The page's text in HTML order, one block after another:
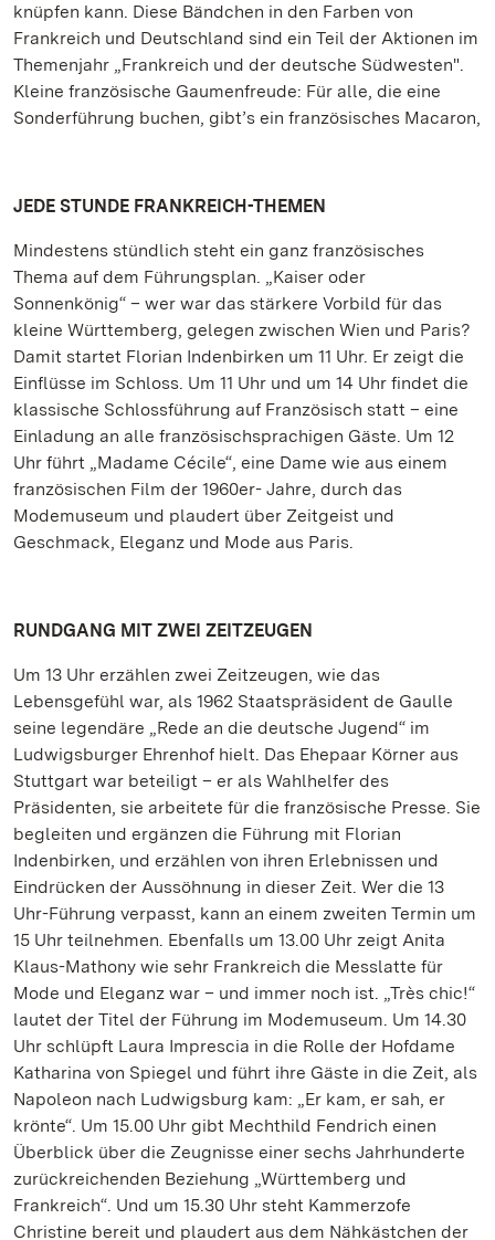
knüpfen kann. Diese Bändchen in den Farben von
Frankreich und Deutschland sind ein Teil der Aktionen im
Themenjahr „Frankreich und der deutsche Südwesten".
Kleine französische Gaumenfreude: Für alle, die eine
Sonderführung buchen, gibt’s ein französisches Macaron,
JEDE STUNDE FRANKREICH-THEMEN
Mindestens stündlich steht ein ganz französisches
Thema auf dem Führungsplan. „Kaiser oder
Sonnenkönig“ – wer war das stärkere Vorbild für das
kleine Württemberg, gelegen zwischen Wien und Paris?
Damit startet Florian Indenbirken um 11 Uhr. Er zeigt die
Einflüsse im Schloss. Um 11 Uhr und um 14 Uhr findet die
klassische Schlossführung auf Französisch statt – eine
Einladung an alle französischsprachigen Gäste. Um 12
Uhr führt „Madame Cécile“, eine Dame wie aus einem
französischen Film der 1960er- Jahre, durch das
Modemuseum und plaudert über Zeitgeist und
Geschmack, Eleganz und Mode aus Paris.
RUNDGANG MIT ZWEI ZEITZEUGEN
Um 13 Uhr erzählen zwei Zeitzeugen, wie das
Lebensgefühl war, als 1962 Staatspräsident de Gaulle
seine legendäre „Rede an die deutsche Jugend“ im
Ludwigsburger Ehrenhof hielt. Das Ehepaar Körner aus
Stuttgart war beteiligt – er als Wahlhelfer des
Präsidenten, sie arbeitete für die französische Presse. Sie
begleiten und ergänzen die Führung mit Florian
Indenbirken, und erzählen von ihren Erlebnissen und
Eindrücken der Aussöhnung in dieser Zeit. Wer die 13
Uhr-Führung verpasst, kann an einem zweiten Termin um
15 Uhr teilnehmen. Ebenfalls um 13.00 Uhr zeigt Anita
Klaus-Mathony wie sehr Frankreich die Messlatte für
Mode und Eleganz war – und immer noch ist. „Très chic!“
lautet der Titel der Führung im Modemuseum. Um 14.30
Uhr schlüpft Laura Imprescia in die Rolle der Hofdame
Katharina von Spiegel und führt ihre Gäste in die Zeit, als
Napoleon nach Ludwigsburg kam: „Er kam, er sah, er
krönte“. Um 15.00 Uhr gibt Mechthild Fendrich einen
Überblick über die Zeugnisse einer sechs Jahrhunderte
zurückreichenden Beziehung „Württemberg und
Frankreich“. Und um 15.30 Uhr steht Kammerzofe
Christine bereit und plaudert aus dem Nähkästchen der